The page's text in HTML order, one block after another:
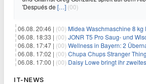
'Después de […] (00)
06.08. 20:46 | (00) Midea Waschmaschine 8 kg Energieklasse
06.08. 18:33 | (00) JONR T5 Pro Saug- und
06.08. 17:47 | (00) Wellness in Bayern: 2 Übernachtungen im DAS LUDWIG
06.08. 17:02 | (00) Chupa Chups Stranger Things
06.08. 17:00 | (00) Daisy Lowe bringt ihr
IT-NEWS